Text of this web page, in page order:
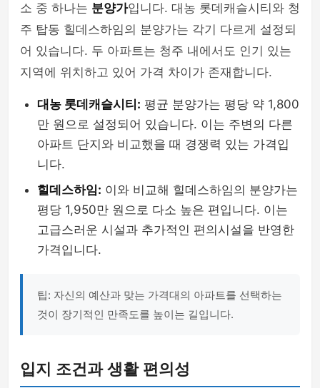
소 중 하나는 분양가입니다. 대농 롯데캐슬시티와 청
주 탑동 힐데스하임의 분양가는 각기 다르게 설정되
어 있습니다. 두 아파트는 청주 내에서도 인기 있는
지역에 위치하고 있어 가격 차이가 존재합니다.
대농 롯데캐슬시티: 평균 분양가는 평당 약 1,800
만 원으로 설정되어 있습니다. 이는 주변의 다른
아파트 단지와 비교했을 때 경쟁력 있는 가격입
니다.
힐데스하임: 이와 비교해 힐데스하임의 분양가는
평당 1,950만 원으로 다소 높은 편입니다. 이는
고급스러운 시설과 추가적인 편의시설을 반영한
가격입니다.
팁: 자신의 예산과 맞는 가격대의 아파트를 선택하는
것이 장기적인 만족도를 높이는 길입니다.
입지 조건과 생활 편의성